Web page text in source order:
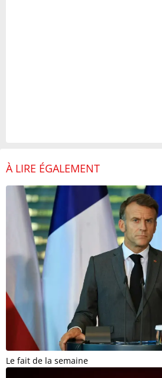
À LIRE ÉGALEMENT
Le fait de la semaine